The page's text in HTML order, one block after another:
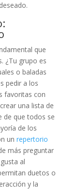
que
¿Tu grupo es
o baladas
pedir a los
favoritas con
una lista de
de que todos se
de los
un repertorio
más preguntar
al
duetos o
y la